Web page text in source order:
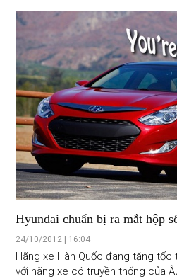
Hyundai chuẩn bị ra mắt hộp
24/10/2012 | 16:04
Hãng xe Hàn Quốc đang tăng
với hãng xe có truyền thống của